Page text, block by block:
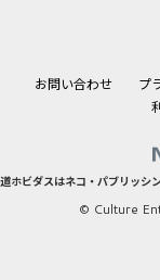
お問い合わせ プ
ホビダスはネコ・パブリッシ
© Culture